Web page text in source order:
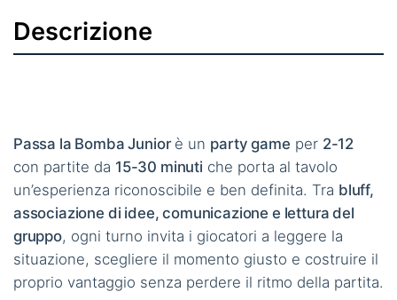
Descrizione
Passa la Bomba Juniorè un party game per 2-12
con partite da 15-30 minuti che porta al tavolo
un’esperienza riconoscibile e ben definita. Tra bluff,
associazione di idee, comunicazione e lettura del
gruppo, ogni turno invita i giocatori a leggere la
situazione, scegliere il momento giusto e costruire il
proprio vantaggio senza perdere il ritmo della partita.